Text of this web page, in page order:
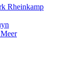
Rheinkamp